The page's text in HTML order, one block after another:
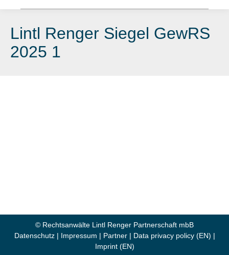
Lintl Renger Siegel GewRS
2025 1
© Rechtsanwälte Lintl Renger Partnerschaft mbB
Datenschutz| Impressum | Partner| Data privacy policy (EN) |
Imprint (EN)